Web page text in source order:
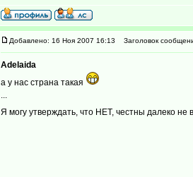
Добавлено: 16 Ноя 2007 16:13 Заголовок
Adelaida
а у нас страна такая
...
Я могу утверждать, что НЕТ, честны далеко